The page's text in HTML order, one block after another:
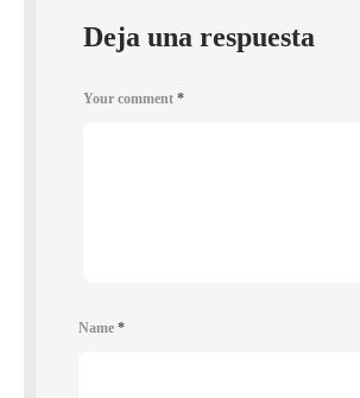
Deja una respuesta
Your comment *
Name *